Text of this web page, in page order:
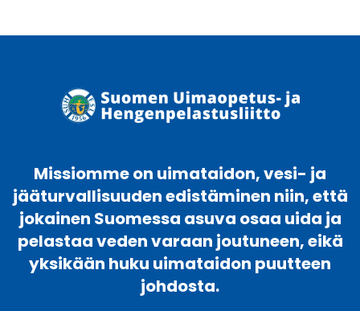
Missiomme on uimataidon, vesi- ja
jääturvallisuuden edistäminen niin, että
jokainen Suomessa asuva osaa uida ja
pelastaa veden varaan joutuneen, eikä
yksikään huku uimataidon puutteen
johdosta.